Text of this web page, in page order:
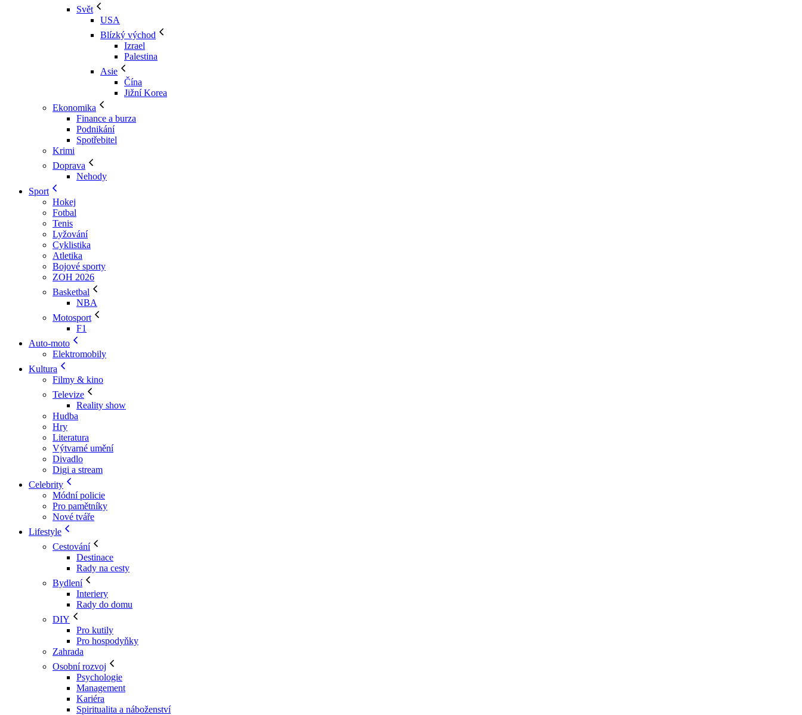
Svět
USA
Blízký východ
Izrael
Palestina
Asie
Čína
Jižní Korea
Ekonomika
Finance a burza
Podnikání
Spotřebitel
Krimi
Doprava
Nehody
Sport
Hokej
Fotbal
Tenis
Lyžování
Cyklistika
Atletika
Bojové sporty
ZOH 2026
Basketbal
NBA
Motosport
F1
Auto-moto
Elektromobily
Kultura
Filmy & kino
Televize
Reality show
Hudba
Hry
Literatura
Výtvarné umění
Divadlo
Digi a stream
Celebrity
Módní policie
Pro pamětníky
Nové tváře
Lifestyle
Cestování
Destinace
Rady na cesty
Bydlení
Interiery
Rady do domu
DIY
Pro kutily
Pro hospodyňky
Zahrada
Osobní rozvoj
Psychologie
Management
Kariéra
Spiritualita a náboženství